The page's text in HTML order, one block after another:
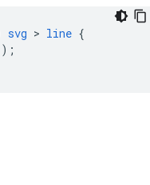
svg > line {